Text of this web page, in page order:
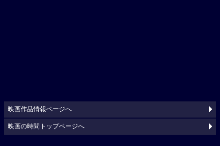
映画作品情報ページへ
映画の時間トップページへ